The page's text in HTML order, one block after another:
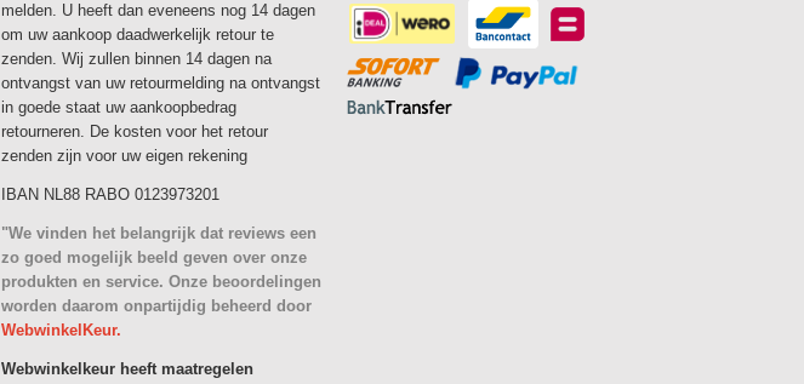
melden. U heeft dan eveneens nog 14 dagen
om uw aankoop daadwerkelijk retour te
zenden. Wij zullen binnen 14 dagen na
ontvangst van uw retourmelding na ontvangst
in goede staat uw aankoopbedrag
retourneren. De kosten voor het retour
zenden zijn voor uw eigen rekening
IBAN NL88 RABO 0123973201
"We vinden het belangrijk dat reviews een
zo goed mogelijk beeld geven over onze
produkten en service. Onze beoordelingen
worden daarom onpartijdig beheerd door
WebwinkelKeur.
Webwinkelkeur heeft maatregelen